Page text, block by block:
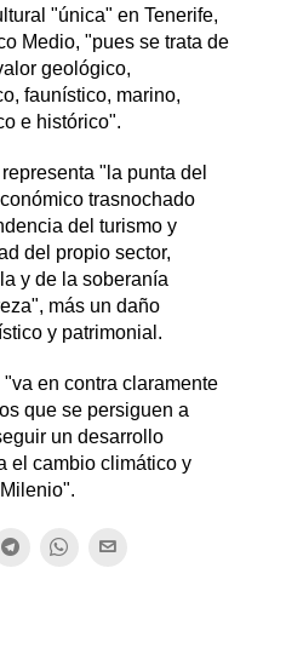
"única" en Tenerife,
Medio, "pues se trata de
geológico,
faunístico, marino,
e histórico".
"la punta del
trasnochado
del turismo y
del propio sector,
y de la soberanía
más un daño
y patrimonial.
en contra claramente
que se persiguen a
un desarrollo
el cambio climático y